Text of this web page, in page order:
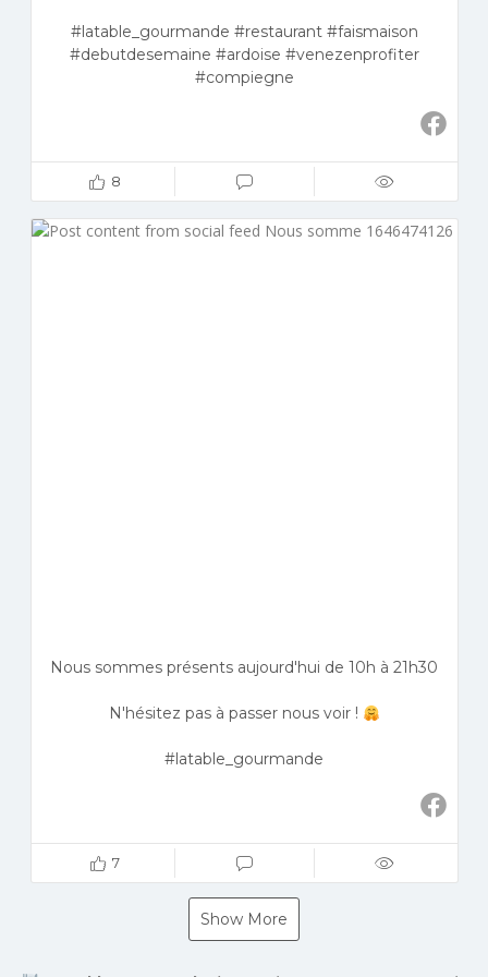
#latable_gourmande #restaurant #faismaison
#debutdesemaine #ardoise #venezenprofiter
#compiegne
8
Nous sommes présents aujourd'hui de 10h à 21h30
N'hésitez pas à passer nous voir !
#latable_gourmande
7
Show More